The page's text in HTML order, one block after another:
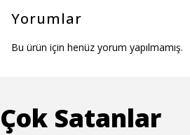
Yorumlar
Bu ürün için henüz yorum yapılmamış.
Çok Satanlar